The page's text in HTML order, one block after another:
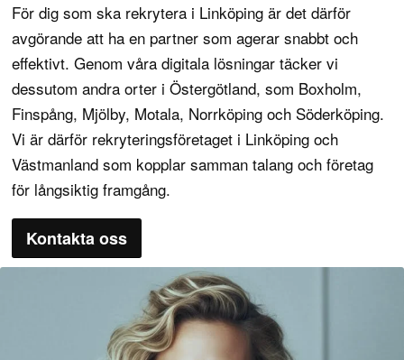
För dig som ska rekrytera i Linköping är det därför
avgörande att ha en partner som agerar snabbt och
effektivt. Genom våra digitala lösningar täcker vi
dessutom andra orter iÖstergötland, som Boxholm,
Finspång, Mjölby, Motala, Norrköping och Söderköping.
Vi är därför rekryteringsföretaget i Linköping och
Västmanland som kopplar samman talang och företag
för långsiktig framgång.
Kontakta oss